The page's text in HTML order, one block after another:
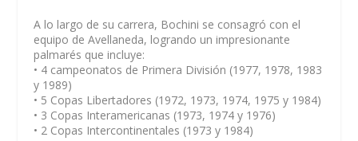
A lo largo de su carrera, Bochini se consagró con el
equipo de Avellaneda, logrando un impresionante
palmarés que incluye:
• 4 campeonatos de Primera División (1977, 1978, 1983
y 1989)
• 5 Copas Libertadores (1972, 1973, 1974, 1975 y 1984)
• 3 Copas Interamericanas (1973, 1974 y 1976)
• 2 Copas Intercontinentales (1973 y 1984)